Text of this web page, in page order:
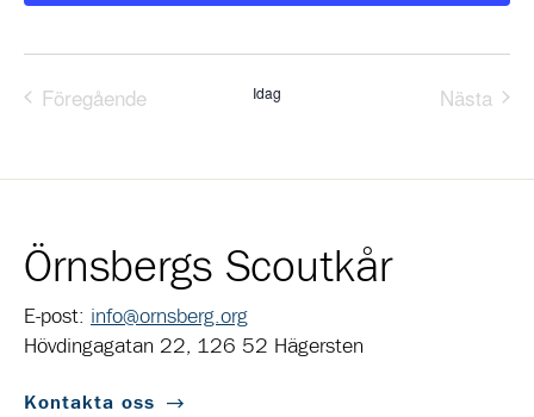
Föregående
Idag
Nästa
Örnsbergs Scoutkår
E-post: info@ornsberg.org
Hövdingagatan 22, 126 52 Hägersten
Kontakta oss